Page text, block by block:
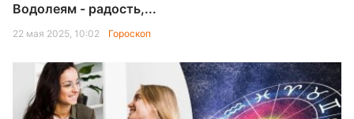
Водолеям - радость,...
22 мая 2025, 10:02 Гороскоп